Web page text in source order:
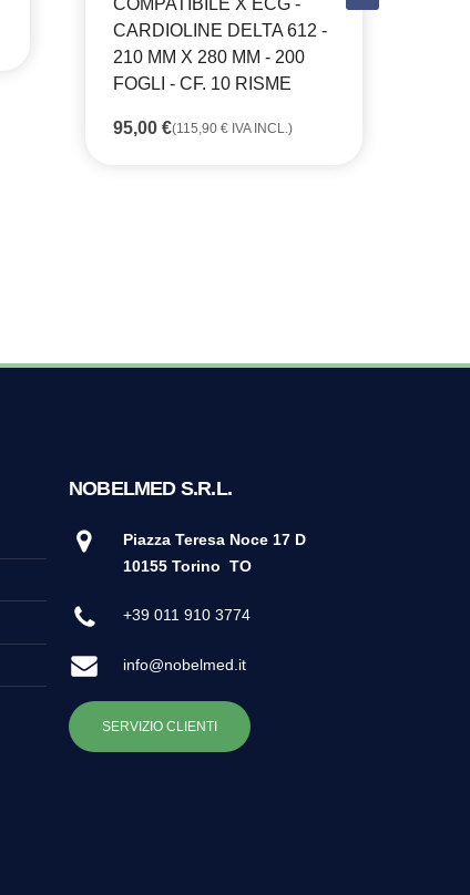
CARDIOLINE DELTA 612 -
210 MM X 280 MM - 200
FOGLI - CF. 10 RISME
95,00 €(115,90 € IVA INCL.)
NOBELMED S.R.L.
Piazza Teresa Noce 17 D
10155 Torino TO
+39 011 910 3774
info@nobelmed.it
SERVIZIO CLIENTI